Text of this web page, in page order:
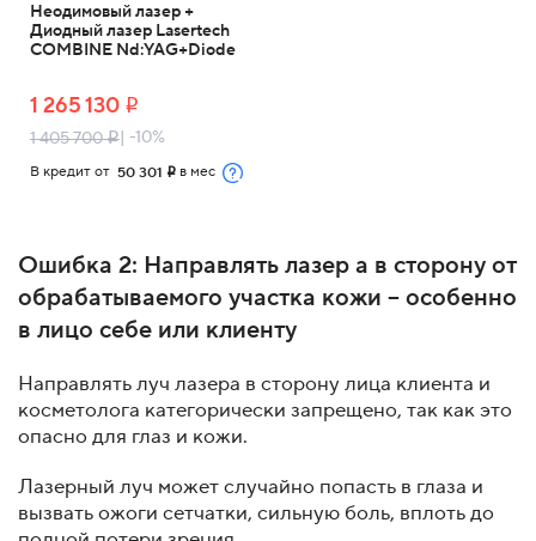
Неодимовый лазер +
Диодный лазер Lasertech
COMBINE Nd:YAG+Diode
1 265 130 i
1 405 700i| -10%
В кредит от 50 301 i в мес
Ошибка 2: Направлять лазер а в сторону от
обрабатываемого участка кожи – особенно
в лицо себе или клиенту
Направлять луч лазера в сторону лица клиента и
косметолога категорически запрещено, так как это
опасно для глаз и кожи.
Лазерный луч может случайно попасть в глаза и
вызвать ожоги сетчатки, сильную боль, вплоть до